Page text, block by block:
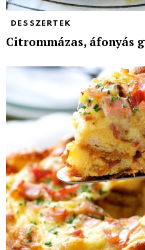
DESSZERTEK
Citrommázas, áfonyás